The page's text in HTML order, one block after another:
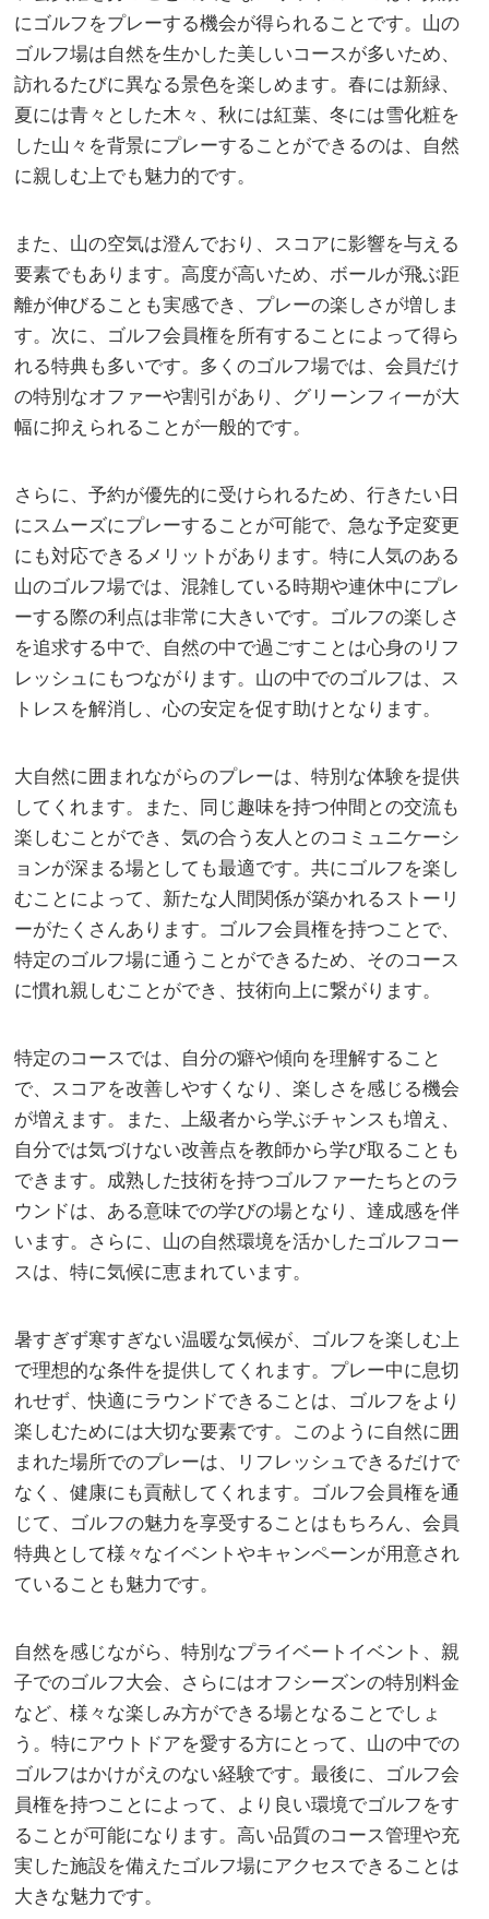
にゴルフをプレーする機会が得られることです。山の
ゴルフ場は自然を生かした美しいコースが多いため、
訪れるたびに異なる景色を楽しめます。春には新緑、
夏には青々とした木々、秋には紅葉、冬には雪化粧を
した山々を背景にプレーすることができるのは、自然
に親しむ上でも魅力的です。
また、山の空気は澄んでおり、スコアに影響を与える
要素でもあります。高度が高いため、ボールが飛ぶ距
離が伸びることも実感でき、プレーの楽しさが増しま
す。次に、ゴルフ会員権を所有することによって得ら
れる特典も多いです。多くのゴルフ場では、会員だけ
の特別なオファーや割引があり、グリーンフィーが大
幅に抑えられることが一般的です。
さらに、予約が優先的に受けられるため、行きたい日
にスムーズにプレーすることが可能で、急な予定変更
にも対応できるメリットがあります。特に人気のある
山のゴルフ場では、混雑している時期や連休中にプレ
ーする際の利点は非常に大きいです。ゴルフの楽しさ
を追求する中で、自然の中で過ごすことは心身のリフ
レッシュにもつながります。山の中でのゴルフは、ス
トレスを解消し、心の安定を促す助けとなります。
大自然に囲まれながらのプレーは、特別な体験を提供
してくれます。また、同じ趣味を持つ仲間との交流も
楽しむことができ、気の合う友人とのコミュニケーシ
ョンが深まる場としても最適です。共にゴルフを楽し
むことによって、新たな人間関係が築かれるストーリ
ーがたくさんあります。ゴルフ会員権を持つことで、
特定のゴルフ場に通うことができるため、そのコース
に慣れ親しむことができ、技術向上に繋がります。
特定のコースでは、自分の癖や傾向を理解すること
で、スコアを改善しやすくなり、楽しさを感じる機会
が増えます。また、上級者から学ぶチャンスも増え、
自分では気づけない改善点を教師から学び取ることも
できます。成熟した技術を持つゴルファーたちとのラ
ウンドは、ある意味での学びの場となり、達成感を伴
います。さらに、山の自然環境を活かしたゴルフコー
スは、特に気候に恵まれています。
暑すぎず寒すぎない温暖な気候が、ゴルフを楽しむ上
で理想的な条件を提供してくれます。プレー中に息切
れせず、快適にラウンドできることは、ゴルフをより
楽しむためには大切な要素です。このように自然に囲
まれた場所でのプレーは、リフレッシュできるだけで
なく、健康にも貢献してくれます。ゴルフ会員権を通
じて、ゴルフの魅力を享受することはもちろん、会員
特典として様々なイベントやキャンペーンが用意され
ていることも魅力です。
自然を感じながら、特別なプライベートイベント、親
子でのゴルフ大会、さらにはオフシーズンの特別料金
など、様々な楽しみ方ができる場となることでしょ
う。特にアウトドアを愛する方にとって、山の中での
ゴルフはかけがえのない経験です。最後に、ゴルフ会
員権を持つことによって、より良い環境でゴルフをす
ることが可能になります。高い品質のコース管理や充
実した施設を備えたゴルフ場にアクセスできることは
大きな魅力です。